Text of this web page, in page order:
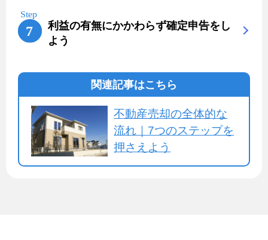
利益の有無にかかわらず確定申告をし
よう
関連記事はこちら
不動産売却の全体的な
流れ｜7つのステップを
押さえよう